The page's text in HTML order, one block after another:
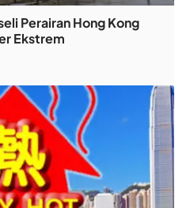
Perairan Hong Kong
Ekstrem